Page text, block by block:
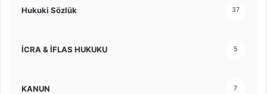
Hukuki Sözlük 37
İCRA & İFLAS HUKUKU 5
KANUN 7